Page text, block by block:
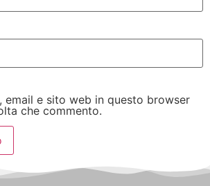
email e sito web in questo browser
che commento.